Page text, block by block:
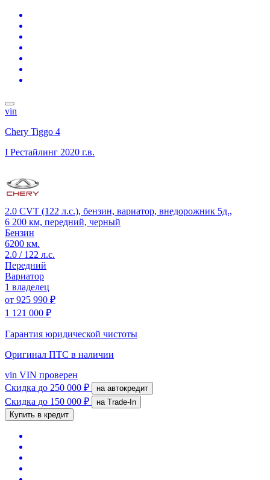
vin
Chery Tiggo 4
I Рестайлинг 2020 г.в.
2.0 CVT (122 л.с.), бензин, вариатор, внедорожник 5д.,
6 200 км, передний, черный
Бензин
6200 км.
2.0 / 122 л.с.
Передний
Вариатор
1 владелец
от 925 990 ₽
1 121 000 ₽
Гарантия юридической чистоты
Оригинал ПТС в наличии
vin VIN проверен
Скидка до 250 000 ₽ на автокредит
Скидка до 150 000 ₽
на Trade-In
Купить в кредит